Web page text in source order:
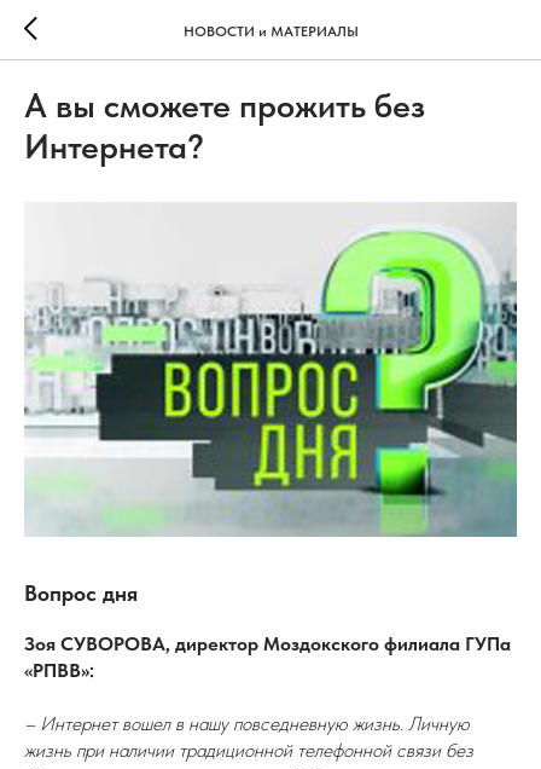
НОВОСТИ и МАТЕРИАЛЫ
А вы сможете прожить без
Интернета?
Вопрос дня
Зоя СУВОРОВА, директор Моздокского филиала ГУПа
«РПВВ»:
– Интернет вошел в нашу повседневную жизнь. Личную
жизнь при наличии традиционной телефонной связи без